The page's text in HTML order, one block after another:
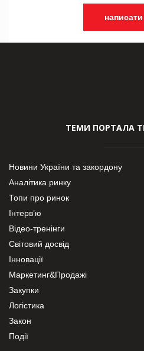
ТЕМИ ПОРТАЛА
Новини України та закордону
Аналітика ринку
Топи про ринок
Інтерв’ю
Відео-тренінги
Світовий досвід
Інновації
Маркетинг&Продажі
Закупки
Логістика
Закон
Події